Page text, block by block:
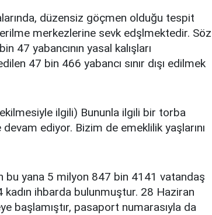
düzensiz göçmen olduğu tespit
merkezlerine sevk edşlmektedir. Söz
47 yabancının yasal kalışları
47 bin 466 yabancı sınır dışı edilmek
ilgili) Bununla ilgili bir torba
ediyor. Bizim de emeklilik yaşlarını
yana 5 milyon 847 bin 4141 vatandaş
ihbarda bulunmuştur. 28 Haziran
başlamıştır, pasaport numarasıyla da